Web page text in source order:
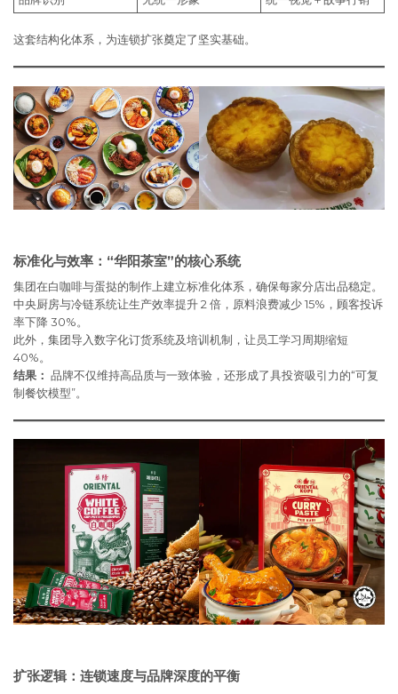
这套结构化体系，为连锁扩张奠定了坚实基础。
标准化与效率：“华阳茶室”的核心系统
集团在白咖啡与蛋挞的制作上建立标准化体系，确保每家分店出品稳定。
中央厨房与冷链系统让生产效率提升 2 倍，原料浪费减少 15%，顾客投诉
率下降 30%。
此外，集团导入数字化订货系统及培训机制，让员工学习周期缩短
40%。
结果： 品牌不仅维持高品质与一致体验，还形成了具投资吸引力的“可复
制餐饮模型”。
扩张逻辑：连锁速度与品牌深度的平衡